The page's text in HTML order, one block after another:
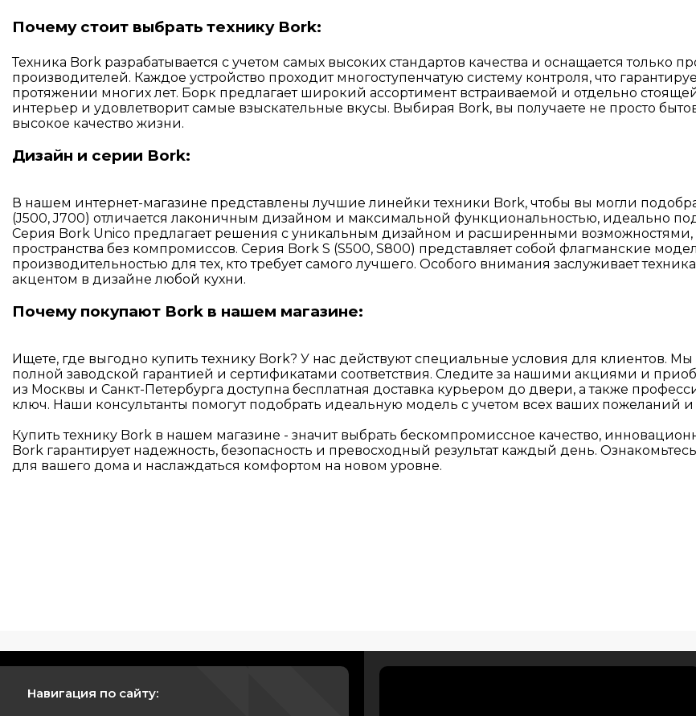
Почему стоит выбрать технику Bork:
Техника Bork разрабатывается с учетом самых высоких стандартов качества и оснащается
производителей. Каждое устройство проходит многоступенчатую систему контроля, что
протяжении многих лет. Борк предлагает широкий ассортимент встраиваемой и отдельно
интерьер и удовлетворит самые взыскательные вкусы. Выбирая Bork, вы получаете не просто
высокое качество жизни.
Дизайн и серии Bork:
В нашем интернет-магазине представлены лучшие линейки техники Bork, чтобы вы могли
(J500, J700) отличается лаконичным дизайном и максимальной функциональностью, идеально
Серия Bork Unico предлагает решения с уникальным дизайном и расширенными возможностями,
пространства без компромиссов. Серия Bork S (S500, S800) представляет собой флагманские
производительностью для тех, кто требует самого лучшего. Особого внимания заслуживает
акцентом в дизайне любой кухни.
Почему покупают Bork в нашем магазине:
Ищете, где выгодно купить технику Bork? У нас действуют специальные условия для клиентов.
полной заводской гарантией и сертификатами соответствия. Следите за нашими акциями и
из Москвы и Санкт-Петербурга доступна бесплатная доставка курьером до двери, а также
ключ. Наши консультанты помогут подобрать идеальную модель с учетом всех ваших пожеланий
Купить технику Bork в нашем магазине - значит выбрать бескомпромиссное качество,
Bork гарантирует надежность, безопасность и превосходный результат каждый день.
для вашего дома и наслаждаться комфортом на новом уровне.
Навигация по сайту: